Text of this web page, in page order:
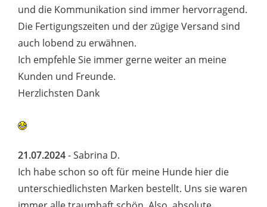
und die Kommunikation sind immer hervorragend.
Die Fertigungszeiten und der zügige Versand sind
auch lobend zu erwähnen.
Ich empfehle Sie immer gerne weiter an meine
Kunden und Freunde.
Herzlichsten Dank
21.07.2024- Sabrina D.
Ich habe schon so oft für meine Hunde hier die
unterschiedlichsten Marken bestellt. Uns sie waren